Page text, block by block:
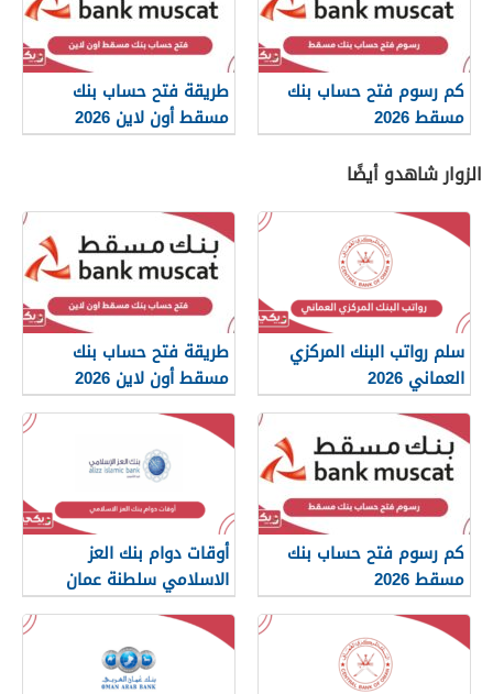
كم رسوم فتح حساب بنك
مسقط 2026
طريقة فتح حساب بنك
مسقط أون لاين 2026
الزوار شاهدو أيضًا
سلم رواتب البنك المركزي
العماني 2026
طريقة فتح حساب بنك
مسقط أون لاين 2026
كم رسوم فتح حساب بنك
مسقط 2026
أوقات دوام بنك العز
الاسلامي سلطنة عمان
2026